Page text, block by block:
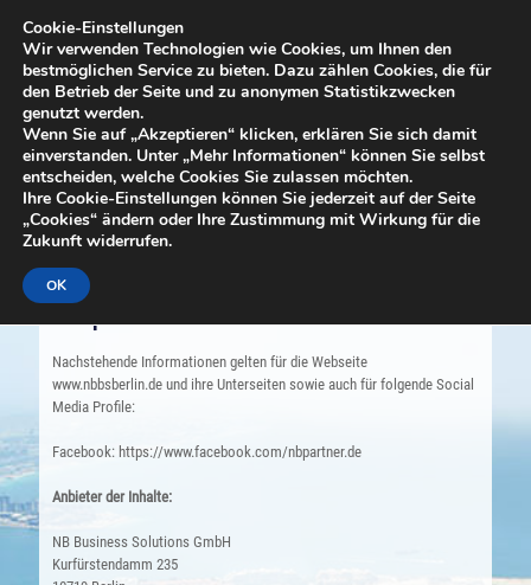
+49 1525 4091515
Impressum
Nachstehende Informationen gelten für die Webseite
www.nbbsberlin.de und ihre Unterseiten sowie auch für folgende Social
Media Profile:
Facebook: https://www.facebook.com/nbpartner.de
Anbieter der Inhalte:
NB Business Solutions GmbH
Kurfürstendamm 235
Cookie-Einstellungen
Wir verwenden Technologien wie Cookies, um Ihnen den
bestmöglichen Service zu bieten. Dazu zählen Cookies, die für
den Betrieb der Seite und zu anonymen Statistikzwecken
genutzt werden.
Wenn Sie auf „Akzeptieren“ klicken, erklären Sie sich damit
einverstanden. Unter „Mehr Informationen“ können Sie selbst
entscheiden, welche Cookies Sie zulassen möchten.
Ihre Cookie-Einstellungen können Sie jederzeit auf der Seite
„Cookies“ ändern oder Ihre Zustimmung mit Wirkung für die
Zukunft widerrufen.
OK